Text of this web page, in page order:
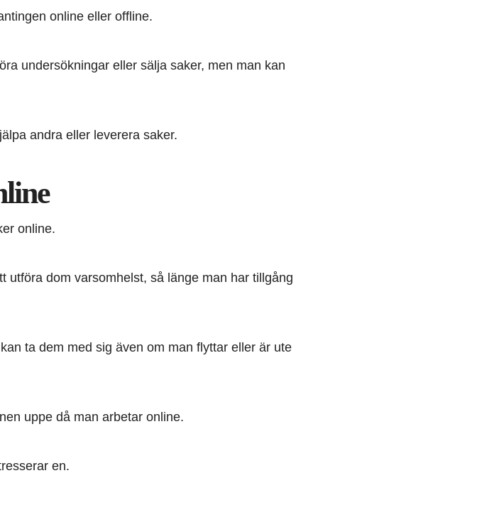
online eller offline.
undersökningar eller sälja saker, men man kan
andra eller leverera saker.
online.
utföra dom varsomhelst, så länge man har tillgång
ta dem med sig även om man flyttar eller är ute
uppe då man arbetar online.
en.